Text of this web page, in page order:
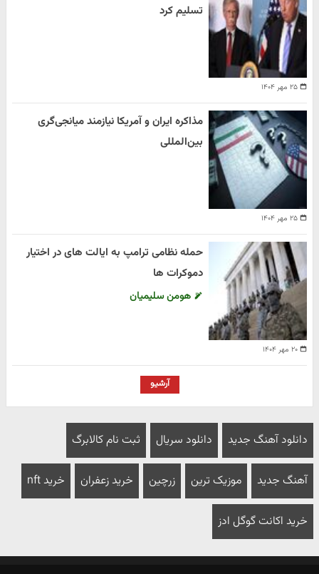
۲۵ مهر ۱۴۰۴
تسلیم کرد
۲۵ مهر ۱۴۰۴
مذاکره ایران و آمریکا نیازمند میانجی‌گری
بین‌المللی
۲۰ مهر ۱۴۰۴
حمله نظامی ترامپ به ایالت های در اختیار
دموکرات ها
هومن سلیمیان
آرشیو
دانلود آهنگ جدید دانلود سریال ثبت نام کالابرگ
آهنگ جدید موزیک ترین زرچین خرید زعفران خرید nft
خرید اکانت گوگل ادز